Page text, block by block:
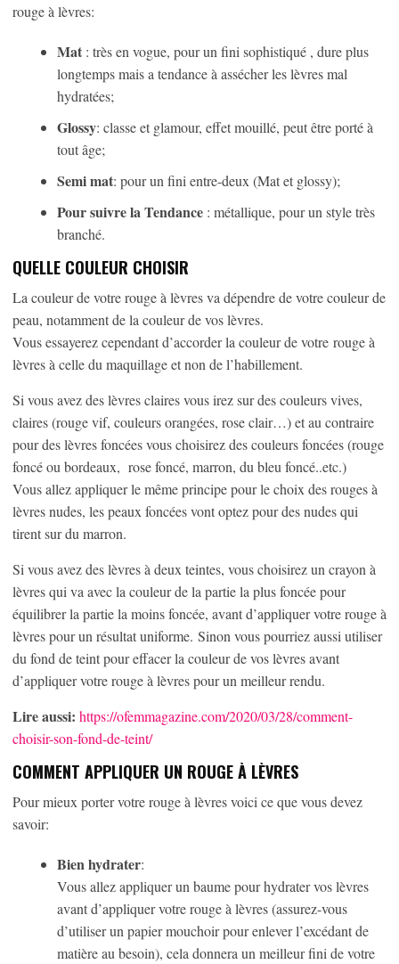
rouge à lèvres:
Mat : très en vogue, pour un fini sophistiqué , dure plus
longtemps mais a tendance à assécher les lèvres mal
hydratées;
Glossy: classe et glamour, effet mouillé, peut être porté à
tout âge;
Semi mat: pour un fini entre-deux (Mat et glossy);
Pour suivre la Tendance : métallique, pour un style très
branché.
QUELLE COULEUR CHOISIR
La couleur de votre rouge à lèvres va dépendre de votre couleur de
peau, notamment de la couleur de vos lèvres.
Vous essayerez cependant d’accorder la couleur de votre rouge à
lèvres à celle du maquillage et non de l’habillement.
Si vous avez des lèvres claires vous irez sur des couleurs vives,
claires (rouge vif, couleurs orangées, rose clair…) et au contraire
pour des lèvres foncées vous choisirez des couleurs foncées (rouge
foncé ou bordeaux, rose foncé, marron, du bleu foncé..etc.)
Vous allez appliquer le même principe pour le choix des rouges à
lèvres nudes, les peaux foncées vont optez pour des nudes qui
tirent sur du marron.
Si vous avez des lèvres à deux teintes, vous choisirez un crayon à
lèvres qui va avec la couleur de la partie la plus foncée pour
équilibrer la partie la moins foncée, avant d’appliquer votre rouge à
lèvres pour un résultat uniforme. Sinon vous pourriez aussi utiliser
du fond de teint pour effacer la couleur de vos lèvres avant
d’appliquer votre rouge à lèvres pour un meilleur rendu.
Lire aussi: https://ofemmagazine.com/2020/03/28/comment-
choisir-son-fond-de-teint/
COMMENT APPLIQUER UN ROUGE À LÈVRES
Pour mieux porter votre rouge à lèvres voici ce que vous devez
savoir:
Bien hydrater:
Vous allez appliquer un baume pour hydrater vos lèvres
avant d’appliquer votre rouge à lèvres (assurez-vous
d’utiliser un papier mouchoir pour enlever l’excédant de
matière au besoin), cela donnera un meilleur fini de votre